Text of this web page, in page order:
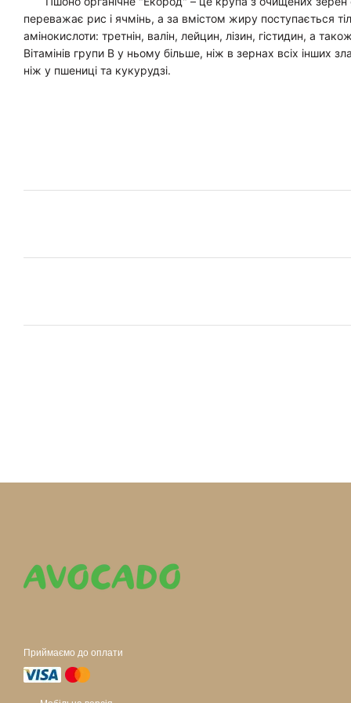
переважає рис і ячмінь, а за вмістом жиру поступається
амінокислоти: третнін, валін, лейцин, лізин, гістидин, а
Вітамінів групи В у ньому більше, ніж в зернах всіх інших
ніж у пшениці та кукурудзі.
Приймаємо до оплати